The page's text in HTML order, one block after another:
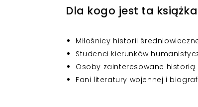
Dla kogo jest ta
Miłośnicy historii
Studenci kierunków
Osoby zainteresowane historią
Fani literatury wojennej i